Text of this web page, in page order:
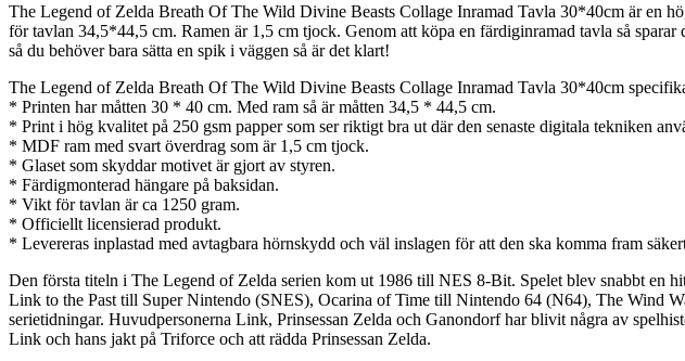
The Legend of Zelda Breath Of The Wild Divine Beasts Collage Inramad Tavla 30*40cm är en
för tavlan 34,5*44,5 cm. Ramen är 1,5 cm tjock. Genom att köpa en färdiginramad tavla så
så du behöver bara sätta en spik i väggen så är det klart!
The Legend of Zelda Breath Of The Wild Divine Beasts Collage Inramad Tavla 30*40cm
* Printen har måtten 30 * 40 cm. Med ram så är måtten 34,5 * 44,5 cm.
* Print i hög kvalitet på 250 gsm papper som ser riktigt bra ut där den senaste digitala tekniken
* MDF ram med svart överdrag som är 1,5 cm tjock.
* Glaset som skyddar motivet är gjort av styren.
* Färdigmonterad hängare på baksidan.
* Vikt för tavlan är ca 1250 gram.
* Officiellt licensierad produkt.
* Levereras inplastad med avtagbara hörnskydd och väl inslagen för att den ska komma fram
Den första titeln i The Legend of Zelda serien kom ut 1986 till NES 8-Bit. Spelet blev snabbt en
Link to the Past till Super Nintendo (SNES), Ocarina of Time till Nintendo 64 (N64), The Wind
serietidningar. Huvudpersonerna Link, Prinsessan Zelda och Ganondorf har blivit några av
Link och hans jakt på Triforce och att rädda Prinsessan Zelda.